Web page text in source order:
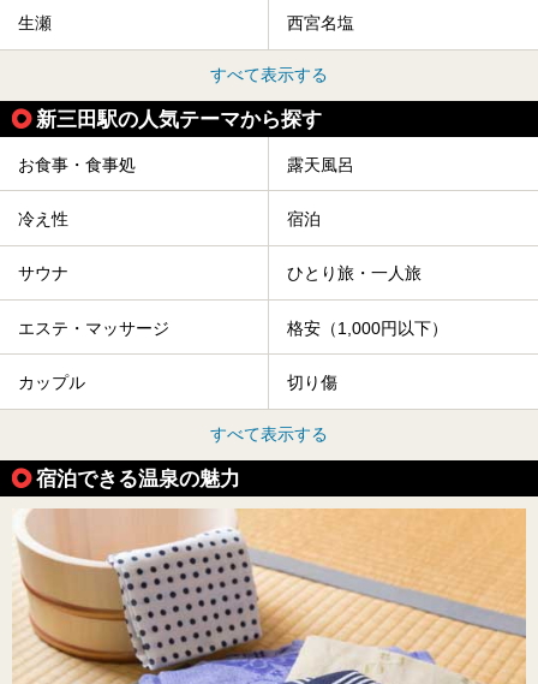
生瀬 西宮名塩
すべて表示する
新三田駅の人気テーマから探す
お食事・食事処 露天風呂
冷え性 宿泊
サウナ ひとり旅・一人旅
エステ・マッサージ 格安（1,000円以下）
カップル 切り傷
すべて表示する
宿泊できる温泉の魅力